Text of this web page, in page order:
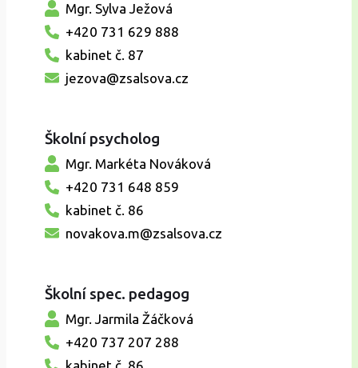
Mgr. Sylva Ježová
+420 731 629 888
kabinet č. 87
jezova@zsalsova.cz
Školní psycholog
Mgr. Markéta Nováková
+420 731 648 859
kabinet č. 86
novakova.m@zsalsova.cz
Školní spec. pedagog
Mgr. Jarmila Žáčková
+420 737 207 288